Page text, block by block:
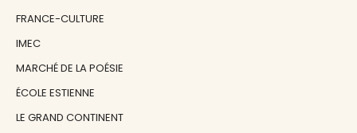
FRANCE-CULTURE
IMEC
MARCHÉ DE LA POÉSIE
ÉCOLE ESTIENNE
LE GRAND CONTINENT